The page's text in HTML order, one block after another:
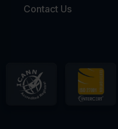
Contact Us